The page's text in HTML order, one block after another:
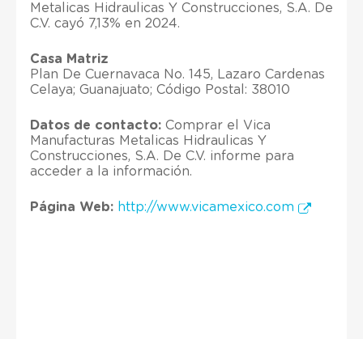
Metalicas Hidraulicas Y Construcciones, S.A. De
C.V. cayó 7,13% en 2024.
Casa Matriz
Plan De Cuernavaca No. 145, Lazaro Cardenas
Celaya; Guanajuato; Código Postal: 38010
Datos de contacto: Comprar el Vica
Manufacturas Metalicas Hidraulicas Y
Construcciones, S.A. De C.V. informe para
acceder a la información.
Página Web: http://www.vicamexico.com